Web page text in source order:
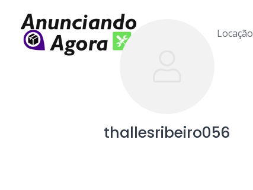
Locação
thallesribeiro056